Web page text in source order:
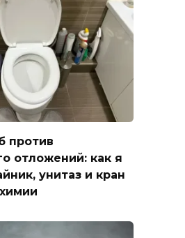
против
отложений: как я
унитаз и кран